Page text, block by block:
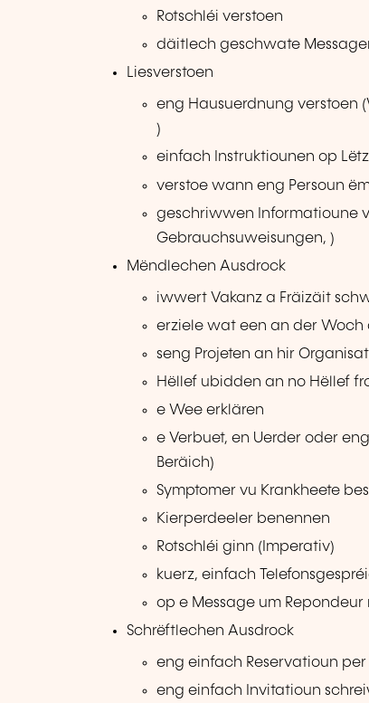
Rotschléi verstoen
däitlech geschwate
Liesverstoen
eng Hausuerdnung verstoen
)
einfach Instruktiounen op
verstoe wann eng Persoun
geschriwwen Informatioune
Gebrauchsuweisungen, )
Mëndlechen Ausdrock
iwwert Vakanz a Fräizäit
erziele wat een an der
seng Projeten an hir
Hëllef ubidden an no Hëllef
e Wee erklären
e Verbuet, en Uerder oder
Beräich)
Symptomer vu Krankheete
Kierperdeeler benennen
Rotschléi ginn (Imperativ)
kuerz, einfach
op e Message um Repondeur
Schrëftlechen Ausdrock
eng einfach Reservatioun per
eng einfach Invitatioun